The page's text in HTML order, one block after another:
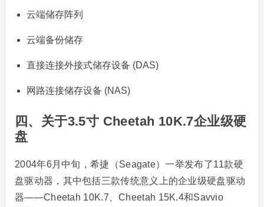
云端储存阵列
云端备份储存
直接连接外接式储存设备 (DAS)
网路连接储存设备 (NAS)
四、关于3.5寸 Cheetah 10K.7企业级硬
盘
2004年6月中旬，希捷（Seagate）一举发布了11款硬
盘驱动器，其中包括三款传统意义上的企业级硬盘驱动
器——Cheetah 10K.7、Cheetah 15K.4和Savvio